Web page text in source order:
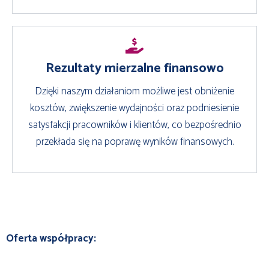
Rezultaty mierzalne finansowo
Dzięki naszym działaniom możliwe jest obniżenie
kosztów, zwiększenie wydajności oraz podniesienie
satysfakcji pracowników i klientów, co bezpośrednio
przekłada się na poprawę wyników finansowych.
Oferta współpracy: